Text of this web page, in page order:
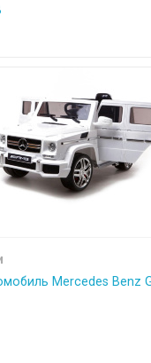
Mercedes Benz